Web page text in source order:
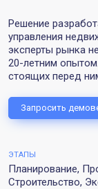
Решение
управления
эксперты рынка
20-летним
стоящих перед
Запросить
ЭТАПЫ
Планирование,
Строительство,